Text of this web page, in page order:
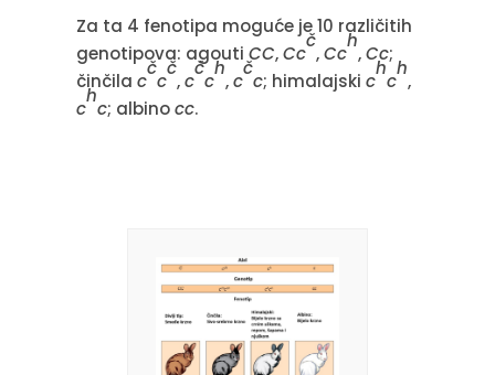
Za ta 4 fenotipa moguće je 10 različitih
genotipova: agouti CC,Cc
č
,Cc
h
,Cc;
činčila c
č
c
č
,c
č
c
h
,c
č
c; himalajski c
h
c
h
,
c
h
c; albinocc.